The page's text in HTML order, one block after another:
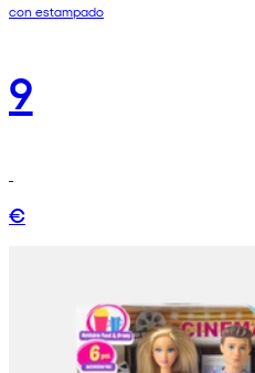
con estampado
9
€